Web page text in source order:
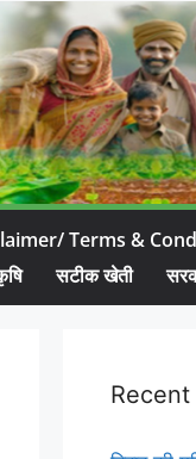
Terms &
सटीक खेती